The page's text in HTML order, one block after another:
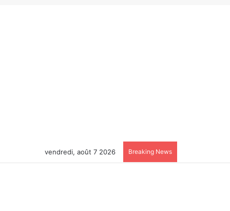
vendredi, août 7 2026 Breaking News